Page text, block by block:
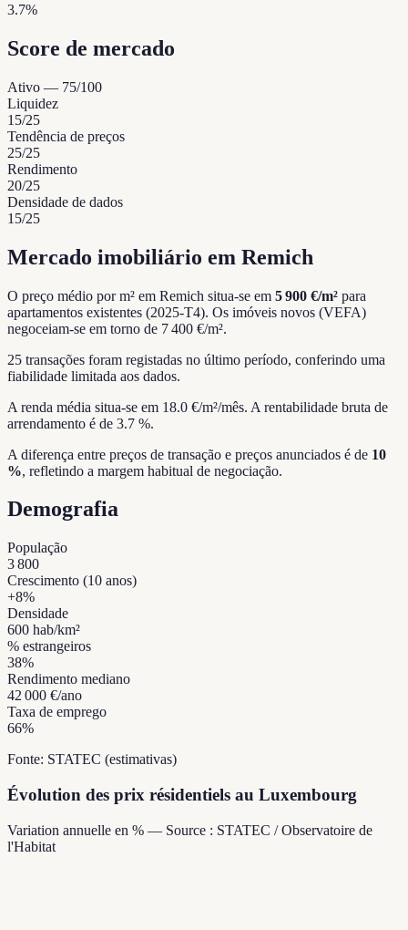
3.7%
Score de mercado
Ativo — 75/100
Liquidez
15/25
Tendência de preços
25/25
Rendimento
20/25
Densidade de dados
15/25
Mercado imobiliário em Remich
O preço médio por m² em Remich situa-se em 5 900 €/m² para
apartamentos existentes (2025-T4). Os imóveis novos (VEFA)
negoceiam-se em torno de 7 400 €/m².
25 transações foram registadas no último período, conferindo uma
fiabilidade limitada aos dados.
A renda média situa-se em 18.0 €/m²/mês. A rentabilidade bruta de
arrendamento é de 3.7 %.
A diferença entre preços de transação e preços anunciados é de 10
%, refletindo a margem habitual de negociação.
Demografia
População
3 800
Crescimento (10 anos)
+8%
Densidade
600 hab/km²
% estrangeiros
38%
Rendimento mediano
42 000 €/ano
Taxa de emprego
66%
Fonte: STATEC (estimativas)
Évolution des prix résidentiels au Luxembourg
Variation annuelle en % — Source : STATEC / Observatoire de
l'Habitat